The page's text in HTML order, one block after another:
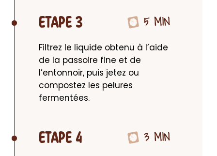
ETAPE 3 5 MIN
Filtrez le liquide obtenu à l’aide
de la passoire fine et de
l’entonnoir, puis jetez ou
compostez les pelures
fermentées.
ETAPE 4 3 MIN